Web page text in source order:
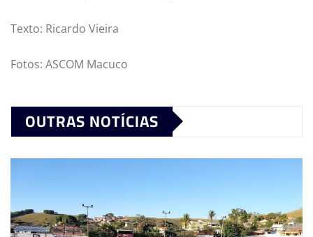
Texto: Ricardo Vieira
Fotos: ASCOM Macuco
OUTRAS NOTÍCIAS